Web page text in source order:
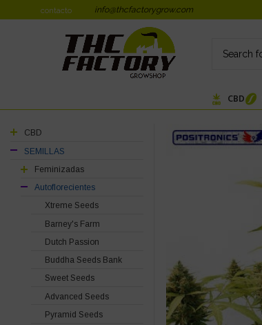
contacto info@thcfactorygrow.com
CBD
CBD
SEMILLAS
Feminizadas
Autoflorecientes
Xtreme Seeds
Barney's Farm
Dutch Passion
Buddha Seeds Bank
Sweet Seeds
Advanced Seeds
Pyramid Seeds